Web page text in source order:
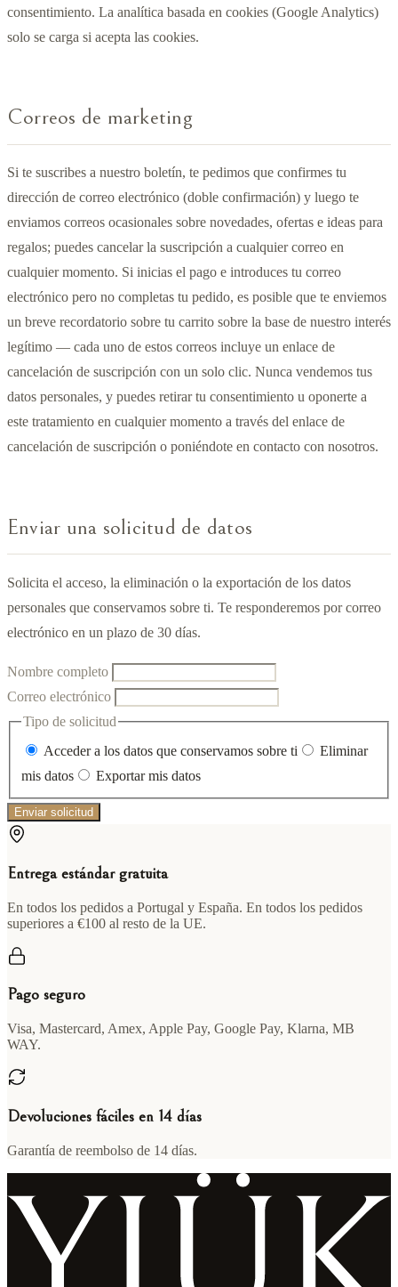
consentimiento. La analítica basada en cookies (Google Analytics)
solo se carga si acepta las cookies.
Correos de marketing
Si te suscribes a nuestro boletín, te pedimos que confirmes tu
dirección de correo electrónico (doble confirmación) y luego te
enviamos correos ocasionales sobre novedades, ofertas e ideas para
regalos; puedes cancelar la suscripción a cualquier correo en
cualquier momento. Si inicias el pago e introduces tu correo
electrónico pero no completas tu pedido, es posible que te enviemos
un breve recordatorio sobre tu carrito sobre la base de nuestro interés
legítimo — cada uno de estos correos incluye un enlace de
cancelación de suscripción con un solo clic. Nunca vendemos tus
datos personales, y puedes retirar tu consentimiento u oponerte a
este tratamiento en cualquier momento a través del enlace de
cancelación de suscripción o poniéndote en contacto con nosotros.
Enviar una solicitud de datos
Solicita el acceso, la eliminación o la exportación de los datos
personales que conservamos sobre ti. Te responderemos por correo
electrónico en un plazo de 30 días.
Nombre completo
Correo electrónico
Tipo de solicitud
Acceder a los datos que conservamos sobre ti
Eliminar
mis datos
Exportar mis datos
Enviar solicitud
Entrega estándar gratuita
En todos los pedidos a Portugal y España. En todos los pedidos
superiores a €100 al resto de la UE.
Pago seguro
Visa, Mastercard, Amex, Apple Pay, Google Pay, Klarna, MB
WAY.
Devoluciones fáciles en 14 días
Garantía de reembolso de 14 días.